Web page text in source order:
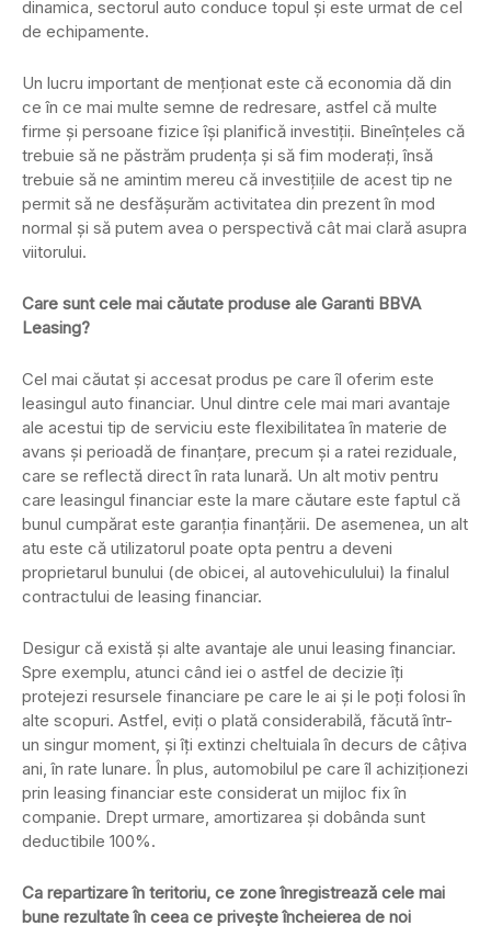
dinamica, sectorul auto conduce topul și este urmat de cel
de echipamente.
Un lucru important de menționat este că economia dă din
ce în ce mai multe semne de redresare, astfel că multe
firme și persoane fizice își planifică investiții. Bineînțeles că
trebuie să ne păstrăm prudența și să fim moderați, însă
trebuie să ne amintim mereu că investițiile de acest tip ne
permit să ne desfășurăm activitatea din prezent în mod
normal și să putem avea o perspectivă cât mai clară asupra
viitorului.
Care sunt cele mai căutate produse ale Garanti BBVA
Leasing?
Cel mai căutat și accesat produs pe care îl oferim este
leasingul auto financiar. Unul dintre cele mai mari avantaje
ale acestui tip de serviciu este flexibilitatea în materie de
avans și perioadă de finanțare, precum și a ratei reziduale,
care se reflectă direct în rata lunară. Un alt motiv pentru
care leasingul financiar este la mare căutare este faptul că
bunul cumpărat este garanția finanțării. De asemenea, un alt
atu este că utilizatorul poate opta pentru a deveni
proprietarul bunului (de obicei, al autovehiculului) la finalul
contractului de leasing financiar.
Desigur că există și alte avantaje ale unui leasing financiar.
Spre exemplu, atunci când iei o astfel de decizie îți
protejezi resursele financiare pe care le ai și le poți folosi în
alte scopuri. Astfel, eviți o plată considerabilă, făcută într-
un singur moment, și îți extinzi cheltuiala în decurs de câțiva
ani, în rate lunare. În plus, automobilul pe care îl achiziționezi
prin leasing financiar este considerat un mijloc fix în
companie. Drept urmare, amortizarea și dobânda sunt
deductibile 100%.
Ca repartizare în teritoriu, ce zone înregistrează cele mai
bune rezultate în ceea ce privește încheierea de noi